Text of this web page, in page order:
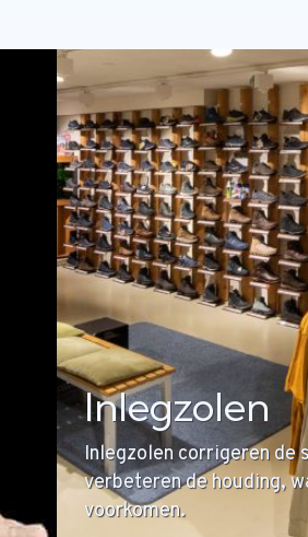
Inlegzolen
Inlegzolen corrigeren de
verbeteren de houding,
voorkomen.